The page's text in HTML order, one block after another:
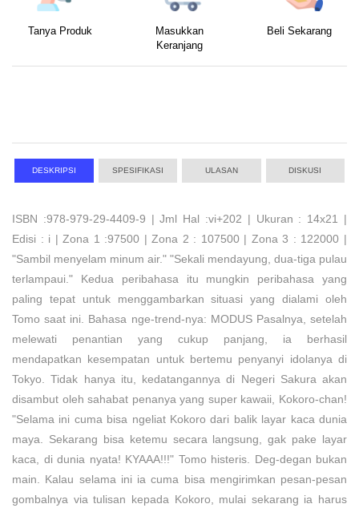
Tanya Produk
Masukkan
Keranjang
Beli Sekarang
DESKRIPSI SPESIFIKASI ULASAN DISKUSI
ISBN :978-979-29-4409-9 | Jml Hal :vi+202 | Ukuran : 14x21 |
Edisi : i | Zona 1 :97500 | Zona 2 : 107500 | Zona 3 : 122000 |
"Sambil menyelam minum air." "Sekali mendayung, dua-tiga pulau
terlampaui." Kedua peribahasa itu mungkin peribahasa yang
paling tepat untuk menggambarkan situasi yang dialami oleh
Tomo saat ini. Bahasa nge-trend-nya: MODUS Pasalnya, setelah
melewati penantian yang cukup panjang, ia berhasil
mendapatkan kesempatan untuk bertemu penyanyi idolanya di
Tokyo. Tidak hanya itu, kedatangannya di Negeri Sakura akan
disambut oleh sahabat penanya yang super kawaii, Kokoro-chan!
"Selama ini cuma bisa ngeliat Kokoro dari balik layar kaca dunia
maya. Sekarang bisa ketemu secara langsung, gak pake layar
kaca, di dunia nyata! KYAAA!!!" Tomo histeris. Deg-degan bukan
main. Kalau selama ini ia cuma bisa mengirimkan pesan-pesan
gombalnya via tulisan kepada Kokoro, mulai sekarang ia harus